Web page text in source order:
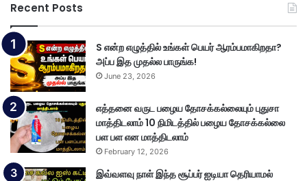
Recent Posts
S என்ற எழுத்தில் உங்கள் பெயர் ஆரம்பமாகிறதா?
அப்ப இத முதல்ல பாருங்க!
June 23, 2026
எத்தனை வருட பழைய தோசக்கல்லையும் புதுசா
மாத்திடலாம் 10 நிமிடத்தில் பழைய தோசக்கல்லை
பள பள என மாத்திடலாம்
February 12, 2026
இவ்வளவு நாள் இந்த சூப்பர் ஐடியா தெரியாமல்